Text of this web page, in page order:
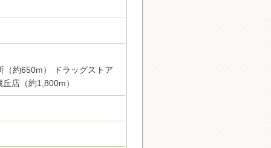
約650m） ドラッグストア
店（約1,800m）